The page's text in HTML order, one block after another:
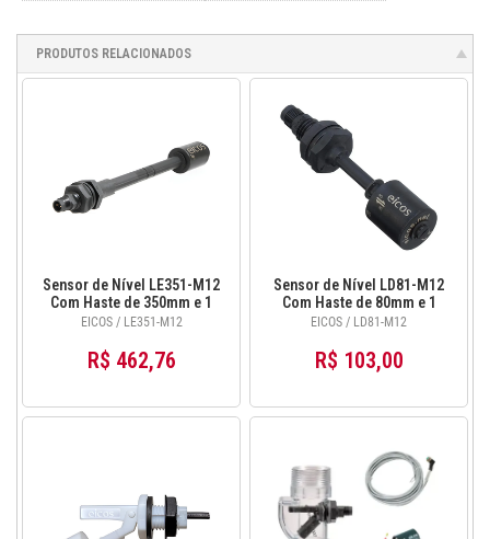
PRODUTOS RELACIONADOS
Sensor de Nível LE351-M12
Com Haste de 350mm e 1
Ponto de Detecção
EICOS / LE351-M12
R$ 462,76
Sensor de Nível LD81-M12
Com Haste de 80mm e 1
Ponto de Detecção
EICOS / LD81-M12
R$ 103,00